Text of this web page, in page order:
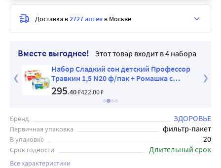
Вместе выгоднее!
Этот товар входит в 4 набора
Набор Сладкий сон детский Профессор
Травкин 1,5 N20 ф/пак + Ромашка с
яблоком Профессор Травкин 1,5 N20 ф/
пак со скидкой
295.40₽422.00₽
Бренд ЗДОРОВЬЕ
Первичная упаковка фильтр-пакет
В упаковке 20
Срок годности Длительный срок
Все характеристики
Доставка в2727 аптек в Москве